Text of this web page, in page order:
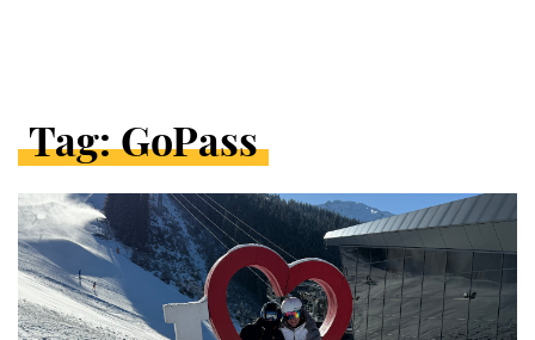
Tag: GoPass
ARTYKUŁY
W
KATEGORII